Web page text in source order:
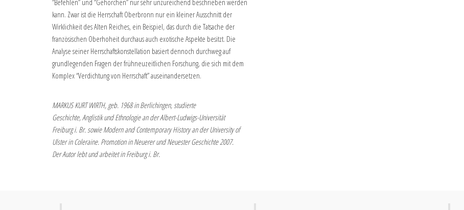
“Befehlen” und “Gehorchen” nur sehr unzureichend beschrieben werden
kann. Zwar ist die Herrschaft Oberbronn nur ein kleiner Ausschnitt der
Wirklichkeit des Alten Reiches, ein Beispiel, das durch die Tatsache der
französischen Oberhoheit durchaus auch exotische Aspekte besitzt. Die
Analyse seiner Herrschaftskonstellation basiert dennoch durchweg auf
grundlegenden Fragen der frühneuzeitlichen Forschung, die sich mit dem
Komplex “Verdichtung von Herrschaft” auseinandersetzen.
MARKUS KURT WIRTH, geb. 1968 in Berlichingen, studierte
Geschichte, Anglistik und Ethnologie an der Albert-Ludwigs-Universität
Freiburg i. Br. sowie Modern and Contemporary History an der University of
Ulster in Coleraine. Promotion in Neuerer und Neuester Geschichte 2007.
Der Autor lebt und arbeitet in Freiburg i. Br.